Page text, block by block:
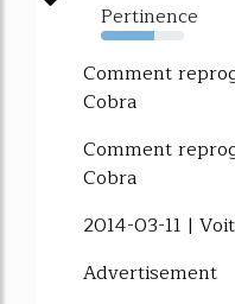
Pertinence
64%
Comment
Cobra
Comment
Cobra
2014-03-11 |
Advertisement